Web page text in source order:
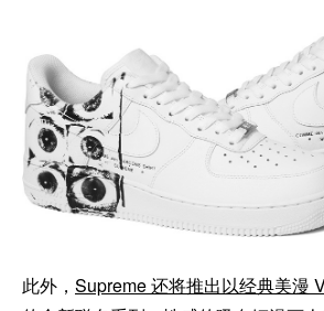
此外， Supreme 还将推出以经典美漫